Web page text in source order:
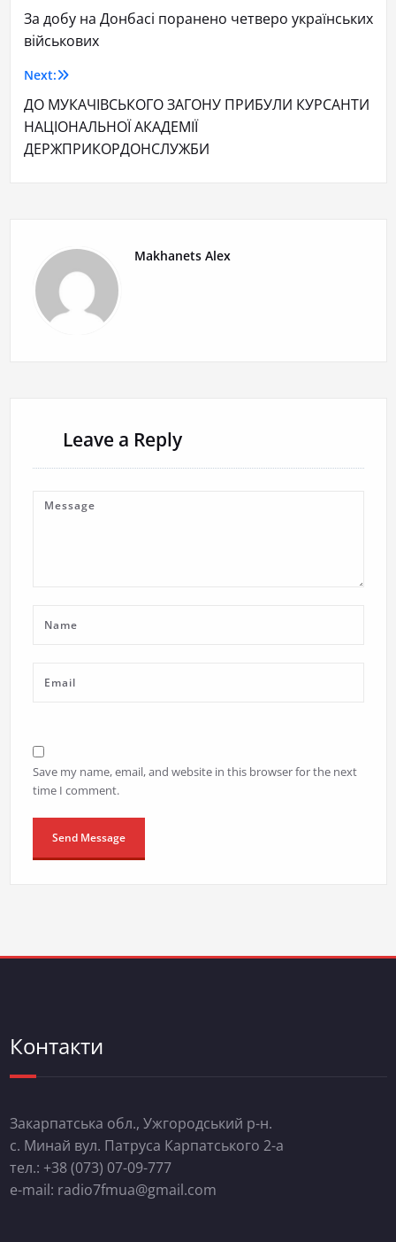
За добу на Донбасі поранено четверо українських
військових
Next:
ДО МУКАЧІВСЬКОГО ЗАГОНУ ПРИБУЛИ КУРСАНТИ
НАЦІОНАЛЬНОЇ АКАДЕМІЇ
ДЕРЖПРИКОРДОНСЛУЖБИ
Makhanets Alex
Leave a Reply
Save my name, email, and website in this browser for the next
time I comment.
Контакти
Закарпатська обл., Ужгородський р-н.
с. Минай вул. Патруса Карпатського 2-а
тел.: +38 (073) 07-09-777
e-mail: radio7fmua@gmail.com